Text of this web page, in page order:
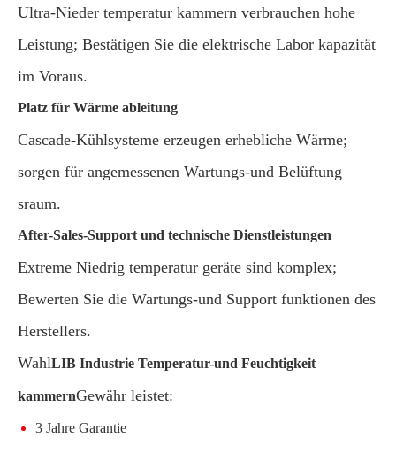
Ultra-Nieder temperatur kammern verbrauchen hohe
Leistung; Bestätigen Sie die elektrische Labor kapazität
im Voraus.
Platz für Wärme ableitung
Cascade-Kühlsysteme erzeugen erhebliche Wärme;
sorgen für angemessenen Wartungs-und Belüftung
sraum.
After-Sales-Support und technische Dienstleistungen
Extreme Niedrig temperatur geräte sind komplex;
Bewerten Sie die Wartungs-und Support funktionen des
Herstellers.
WahlLIB Industrie Temperatur-und Feuchtigkeit
kammernGewähr leistet:
3 Jahre Garantie